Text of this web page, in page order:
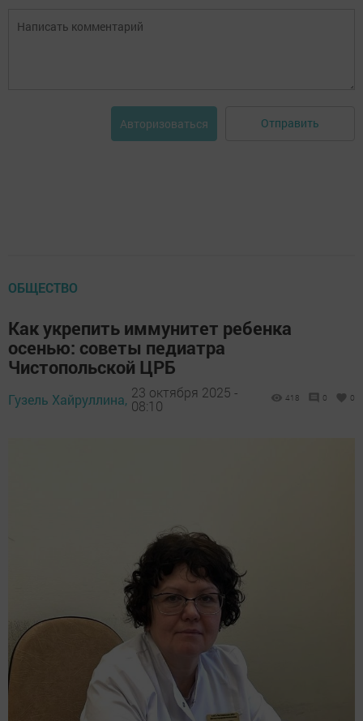
Авторизоваться Отправить
ОБЩЕСТВО
Как укрепить иммунитет ребенка
осенью: советы педиатра
Чистопольской ЦРБ
Гузель Хайруллина, 23 октября 2025 -
08:10
418 0 0